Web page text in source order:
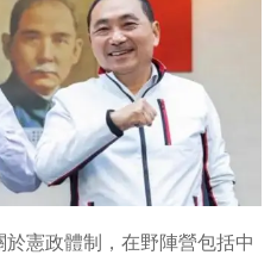
憲政體制，在野陣營包括中